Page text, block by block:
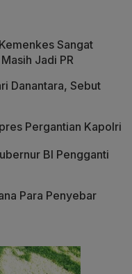
Sangat
Jadi PR
Danantara, Sebut
Pergantian Kapolri
BI Pengganti
Para Penyebar